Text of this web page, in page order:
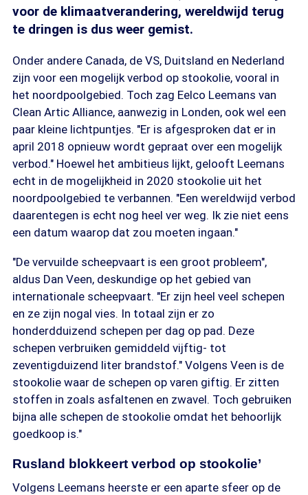
voor de klimaatverandering, wereldwijd terug
te dringen is dus weer gemist.
Onder andere Canada, de VS, Duitsland en Nederland
zijn voor een mogelijk verbod op stookolie, vooral in
het noordpoolgebied. Toch zag Eelco Leemans van
Clean Artic Alliance, aanwezig in Londen, ook wel een
paar kleine lichtpuntjes. "Er is afgesproken dat er in
april 2018 opnieuw wordt gepraat over een mogelijk
verbod." Hoewel het ambitieus lijkt, gelooft Leemans
echt in de mogelijkheid in 2020 stookolie uit het
noordpoolgebied te verbannen. "Een wereldwijd verbod
daarentegen is echt nog heel ver weg. Ik zie niet eens
een datum waarop dat zou moeten ingaan."
"De vervuilde scheepvaart is een groot probleem",
aldus Dan Veen, deskundige op het gebied van
internationale scheepvaart. "Er zijn heel veel schepen
en ze zijn nogal vies. In totaal zijn er zo
honderdduizend schepen per dag op pad. Deze
schepen verbruiken gemiddeld vijftig- tot
zeventigduizend liter brandstof." Volgens Veen is de
stookolie waar de schepen op varen giftig. Er zitten
stoffen in zoals asfaltenen en zwavel. Toch gebruiken
bijna alle schepen de stookolie omdat het behoorlijk
goedkoop is."
Rusland blokkeert verbod op stookolie’
Volgens Leemans heerste er een aparte sfeer op de